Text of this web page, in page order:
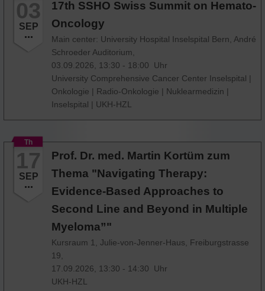
03
SEP
17th SSHO Swiss Summit on Hemato-
Oncology
Main center: University Hospital Inselspital Bern, André
Schroeder Auditorium,
03.09.2026, 13:30 - 18:00 Uhr
University Comprehensive Cancer Center Inselspital |
Onkologie | Radio-Onkologie | Nuklearmedizin |
Inselspital | UKH-HZL
Th
17
SEP
Prof. Dr. med. Martin Kortüm zum
Thema "Navigating Therapy:
Evidence-Based Approaches to
Second Line and Beyond in Multiple
Myeloma”"
Kursraum 1, Julie-von-Jenner-Haus, Freiburgstrasse
19,
17.09.2026, 13:30 - 14:30 Uhr
UKH-HZL